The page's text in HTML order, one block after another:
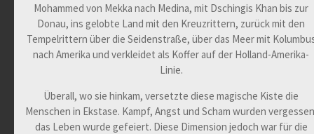
Mohammed von Mekka nach Medina, mit Dschingis Khan bis zur
Donau, ins gelobte Land mit den Kreuzrittern, zurück mit den
Tempelrittern über die Seidenstraße, über das Meer mit
nach Amerika und verkleidet als Koffer auf der Holland-Amerika-
Linie.
Überall, wo sie hinkam, versetzte diese magische Kiste die
Menschen in Ekstase. Kampf, Angst und Scham wurden
das Leben wurde gefeiert. Diese Dimension jedoch war für die